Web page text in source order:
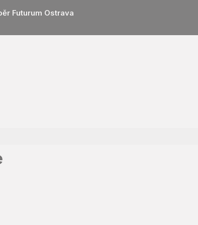
Futurum Ostrava